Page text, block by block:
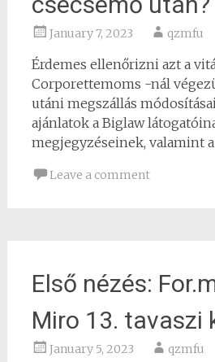
January 7, 2023 qzmfu
Érdemes ellenőrizni azt a
Corporettemoms -nál
utáni megszállás
ajánlatok a Biglaw
megjegyzéseinek, valamint
Leave a comment
Első nézés:
Miro 13. tavaszi
January 5, 2023 qzmfu